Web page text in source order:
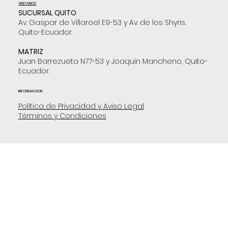
VISITANOS
SUCURSAL QUITO
Av. Gaspar de Villaroel E9-53 y Av. de los Shyris.
Quito-Ecuador.
MATRIZ
Juan Barrezueta N77-53 y Joaquin Mancheno, Quito-
Ecuador.
INFORMACION
Política de Privacidad y Aviso Legal
Términos y Condiciones